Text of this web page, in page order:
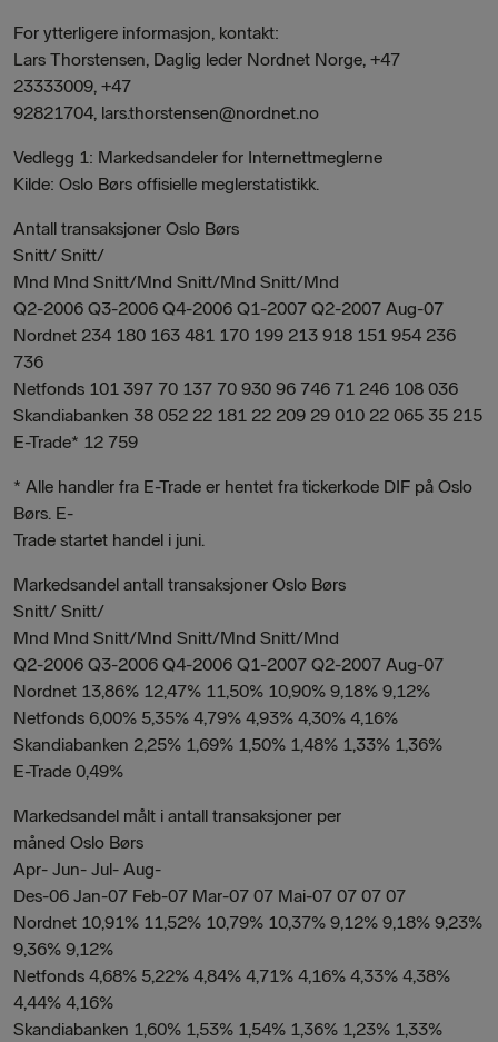
For ytterligere informasjon, kontakt:
Lars Thorstensen, Daglig leder Nordnet Norge, +47
23333009, +47
92821704, lars.thorstensen@nordnet.no
Vedlegg 1: Markedsandeler for Internettmeglerne
Kilde: Oslo Børs offisielle meglerstatistikk.
Antall transaksjoner Oslo Børs
Snitt/ Snitt/
Mnd Mnd Snitt/Mnd Snitt/Mnd Snitt/Mnd
Q2-2006 Q3-2006 Q4-2006 Q1-2007 Q2-2007 Aug-07
Nordnet 234 180 163 481 170 199 213 918 151 954 236
736
Netfonds 101 397 70 137 70 930 96 746 71 246 108 036
Skandiabanken 38 052 22 181 22 209 29 010 22 065 35 215
E-Trade* 12 759
* Alle handler fra E-Trade er hentet fra tickerkode DIF på Oslo
Børs. E-
Trade startet handel i juni.
Markedsandel antall transaksjoner Oslo Børs
Snitt/ Snitt/
Mnd Mnd Snitt/Mnd Snitt/Mnd Snitt/Mnd
Q2-2006 Q3-2006 Q4-2006 Q1-2007 Q2-2007 Aug-07
Nordnet 13,86% 12,47% 11,50% 10,90% 9,18% 9,12%
Netfonds 6,00% 5,35% 4,79% 4,93% 4,30% 4,16%
Skandiabanken 2,25% 1,69% 1,50% 1,48% 1,33% 1,36%
E-Trade 0,49%
Markedsandel målt i antall transaksjoner per
måned Oslo Børs
Apr- Jun- Jul- Aug-
Des-06 Jan-07 Feb-07 Mar-07 07 Mai-07 07 07 07
Nordnet 10,91% 11,52% 10,79% 10,37% 9,12% 9,18% 9,23%
9,36% 9,12%
Netfonds 4,68% 5,22% 4,84% 4,71% 4,16% 4,33% 4,38%
4,44% 4,16%
Skandiabanken 1,60% 1,53% 1,54% 1,36% 1,23% 1,33%